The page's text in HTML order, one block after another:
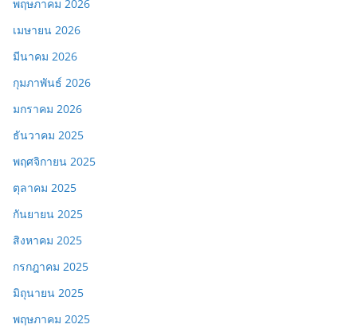
พฤษภาคม 2026
เมษายน 2026
มีนาคม 2026
กุมภาพันธ์ 2026
มกราคม 2026
ธันวาคม 2025
พฤศจิกายน 2025
ตุลาคม 2025
กันยายน 2025
สิงหาคม 2025
กรกฎาคม 2025
มิถุนายน 2025
พฤษภาคม 2025